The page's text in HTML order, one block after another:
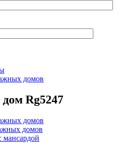
домов
Rg5247
домов
домов
мансардой